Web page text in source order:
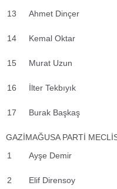
13 Ahmet Dinçer
14 Kemal Oktar
15 Murat Uzun
16 İlter Tekbıyık
17 Burak Başkaş
GAZİMAĞUSA PARTİ
1
Ayşe Demir
2 Elif Dirensoy